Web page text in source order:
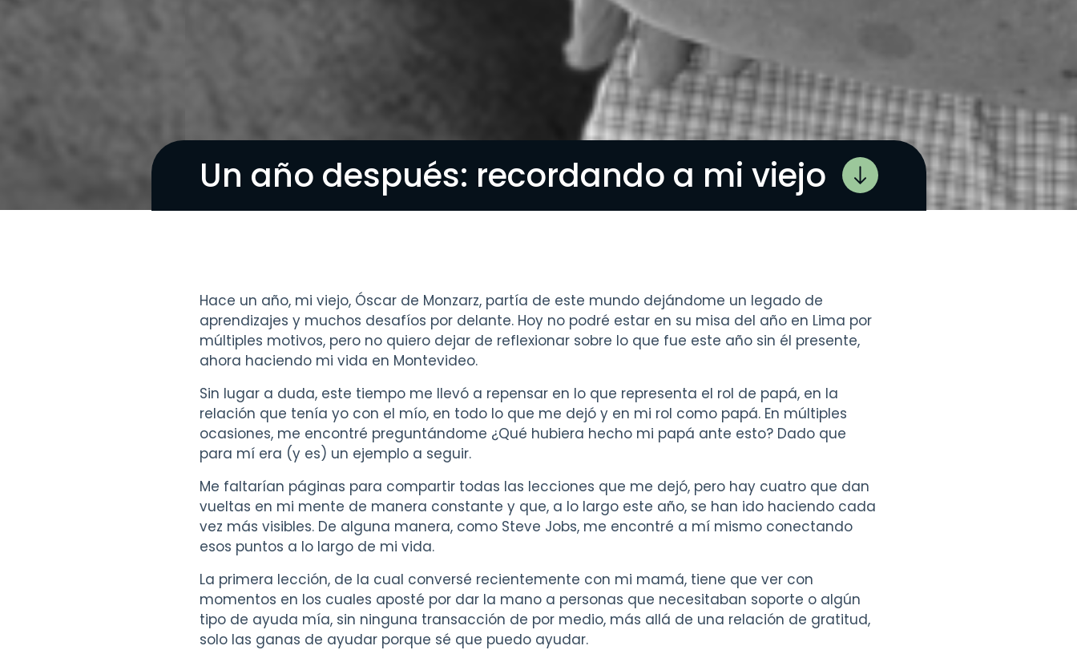
Un año después: recordando a mi viejo
Hace un año, mi viejo, Óscar de Monzarz, partía de este mundo dejándome un legado de
aprendizajes y muchos desafíos por delante. Hoy no podré estar en su misa del año en Lima por
múltiples motivos, pero no quiero dejar de reflexionar sobre lo que fue este año sin él presente,
ahora haciendo mi vida en Montevideo.
Sin lugar a duda, este tiempo me llevó a repensar en lo que representa el rol de papá, en la
relación que tenía yo con el mío, en todo lo que me dejó y en mi rol como papá. En múltiples
ocasiones, me encontré preguntándome ¿Qué hubiera hecho mi papá ante esto? Dado que
para mí era (y es) un ejemplo a seguir.
Me faltarían páginas para compartir todas las lecciones que me dejó, pero hay cuatro que dan
vueltas en mi mente de manera constante y que, a lo largo este año, se han ido haciendo cada
vez más visibles. De alguna manera, como Steve Jobs, me encontré a mí mismo conectando
esos puntos a lo largo de mi vida.
La primera lección, de la cual conversé recientemente con mi mamá, tiene que ver con
momentos en los cuales aposté por dar la mano a personas que necesitaban soporte o algún
tipo de ayuda mía, sin ninguna transacción de por medio, más allá de una relación de gratitud,
solo las ganas de ayudar porque sé que puedo ayudar.